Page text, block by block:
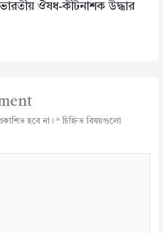
ঔষধ-কীটনাশক উদ্ধার
হবে না। *চিহ্নিত বিষয়গুলো